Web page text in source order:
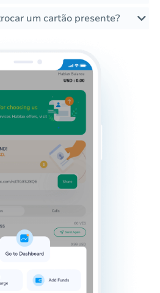
um cartão presente?